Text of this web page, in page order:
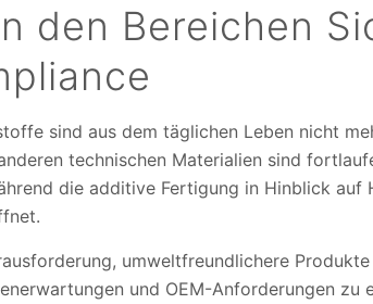
den Bereichen
sind aus dem täglichen Leben nicht
technischen Materialien sind
die additive Fertigung in Hinblick auf
umweltfreundlichere
und OEM-Anforderungen zu